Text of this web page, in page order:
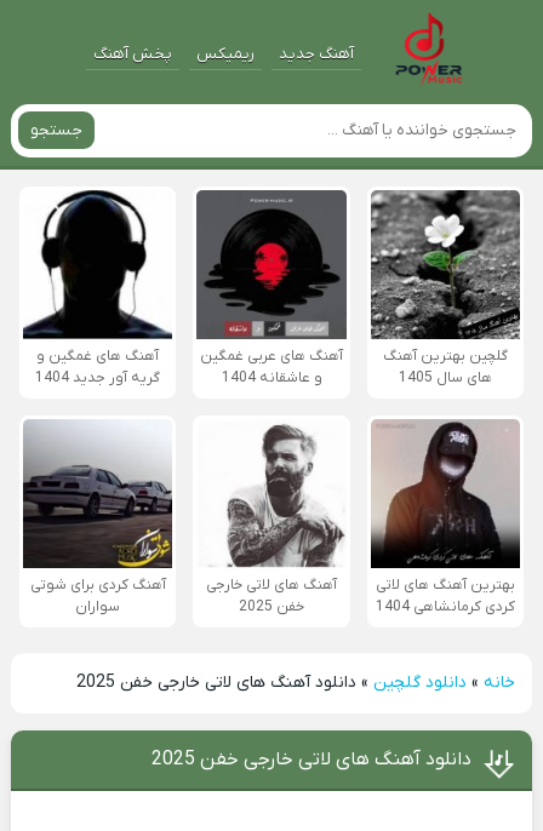
آهنگ جدید ریمیکس پخش آهنگ
جستجو
گلچین بهترین آهنگ
های سال 1405
آهنگ های عربی غمگین
و عاشقانه 1404
آهنگ های غمگین و
گریه آور جدید 1404
بهترین آهنگ های لاتی
کردی کرمانشاهی 1404
آهنگ های لاتی خارجی
خفن 2025
آهنگ کردی برای شوتی
سواران
خانه» دانلود گلچین» دانلود آهنگ های لاتی خارجی خفن 2025
دانلود آهنگ های لاتی خارجی خفن 2025